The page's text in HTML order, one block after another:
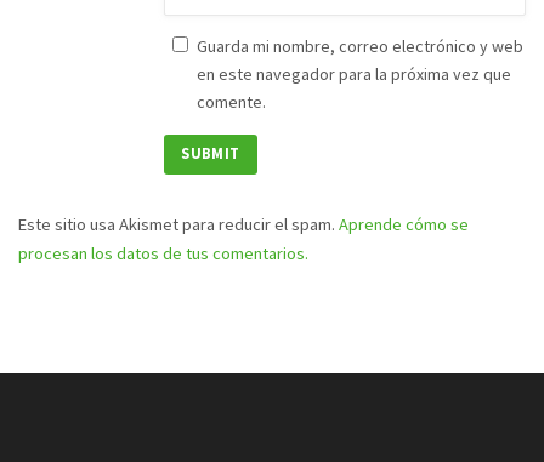
Guarda mi nombre, correo electrónico y web
en este navegador para la próxima vez que
comente.
Este sitio usa Akismet para reducir el spam. Aprende cómo se
procesan los datos de tus comentarios.